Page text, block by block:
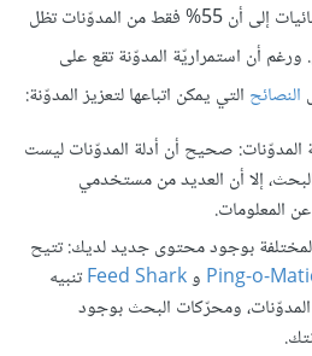
العام. في الحقيقة، تشير الإحصائيات إلى أن 55% فقط من المدوّنات تظل
ورغم أن استمراريّة المدوّنة تقع على
النصائح التي يمكن اتباعها لتعزيز المدوّنة:
المدوّنات: صحيح أن أدلة المدوّنات ليست
إلا أن العديد من مستخدمي
المعلومات.
بوجود محتوى جديد لديك: تتيح
Ping-o- وFeed Sharkتنبيه
المدوّنات، ومحرّكات البحث بوجود